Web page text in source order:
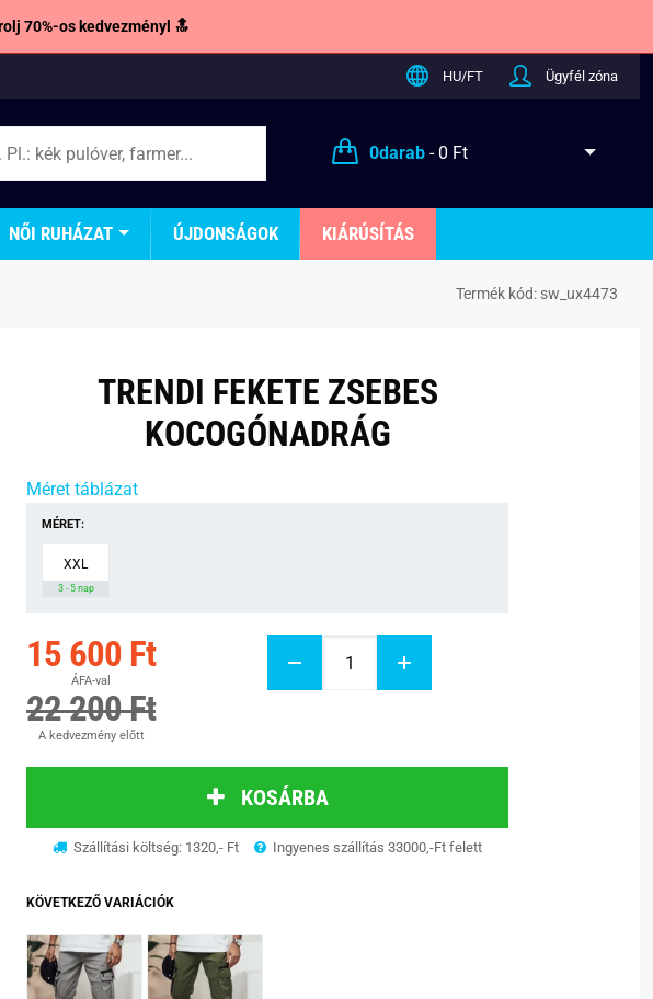
70%-os kedvezményl 🔝
HU/FT Ügyfél zóna
0darab- 0 Ft
NŐI RUHÁZAT ÚJDONSÁGOK KIÁRÚSÍTÁS
Termék kód: sw_ux4473
TRENDI FEKETE ZSEBES
KOCOGÓNADRÁG
Méret táblázat
MÉRET:
XXL
3 - 5 nap
15 600 Ft
ÁFA-val
22 200 Ft
A kedvezmény előtt
KOSÁRBA
Szállítási költség: 1320,- Ft Ingyenes szállítás 33000,-Ft felett
KÖVETKEZŐ VARIÁCIÓK